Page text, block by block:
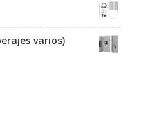
varios)